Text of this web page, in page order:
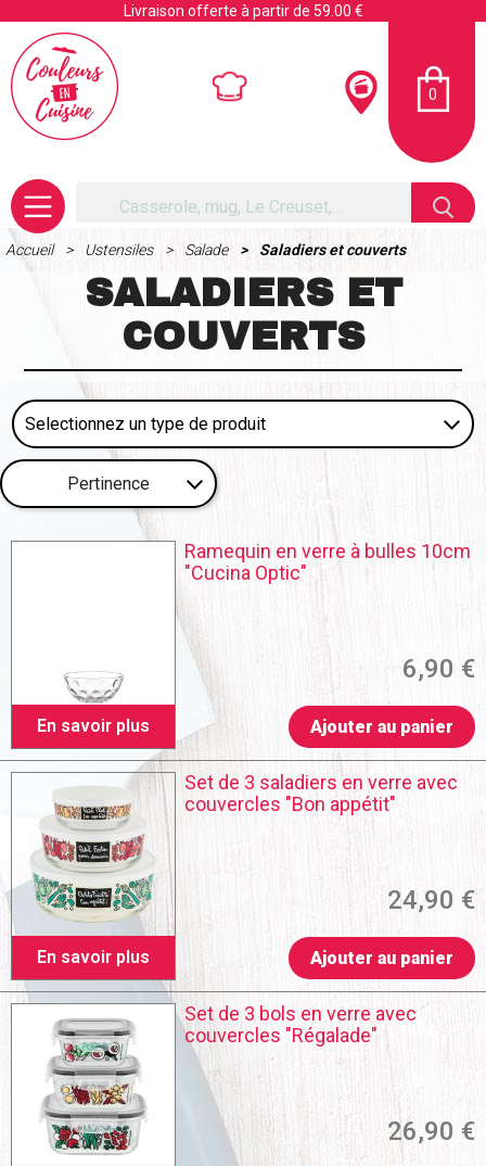
Livraison offerte à partir de 59.00 €
0
Accueil Ustensiles Salade Saladiers et couverts
SALADIERS ET
COUVERTS
Pertinence
En savoir plus
Ramequin en verre à bulles 10cm
"Cucina Optic"
6,90 €
Ajouter au panier
En savoir plus
Set de 3 saladiers en verre avec
couvercles "Bon appétit"
24,90 €
Ajouter au panier
Set de 3 bols en verre avec
couvercles "Régalade"
26,90 €